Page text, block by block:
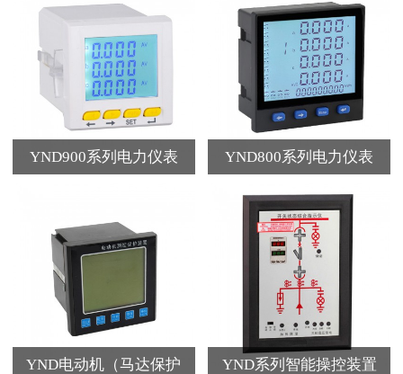
YND900系列电力仪表 YND800系列电力仪表
YND电动机（马达保护 YND系列智能操控装置